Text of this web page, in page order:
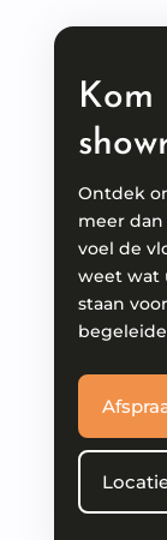
Kom
Ontdek
meer dan
voel de
weet wat
staan